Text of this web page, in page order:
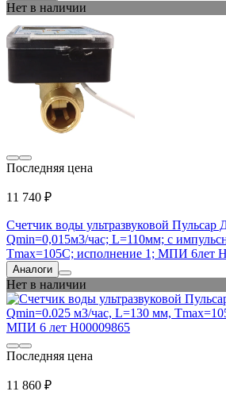
Нет в наличии
Последняя цена
11 740 ₽
Счетчик воды ультразвуковой Пульсар
Qmin=0,015м3/час; L=110мм; с
Тmax=105С; исполнение 1; МПИ 6лет
Аналоги
Нет в наличии
Последняя цена
11 860 ₽